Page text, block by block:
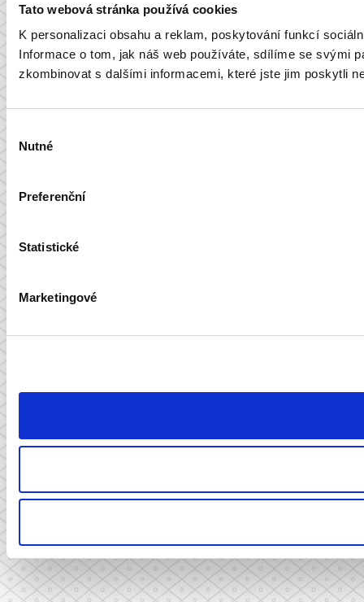
Tato webová stránka používá cookies
K personalizaci obsahu a reklam, poskytování funkcí
Informace o tom, jak náš web používáte, sdílíme se svými
zkombinovat s dalšími informacemi, které jste jim poskytli
souhlasu
Nutné
Preferenční
Statistické
Marketingové